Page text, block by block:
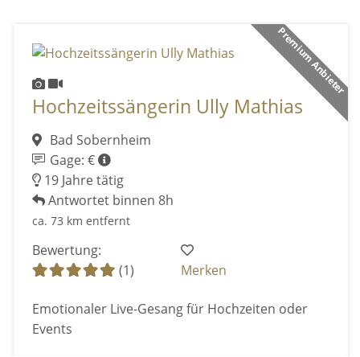
Premium Anbieter
Hochzeitssängerin Ully Mathias
Bad Sobernheim
Gage: €
19 Jahre tätig
Antwortet binnen 8h
ca. 73 km entfernt
Bewertung:
(1)
Merken
Emotionaler Live-Gesang für Hochzeiten oder
Events